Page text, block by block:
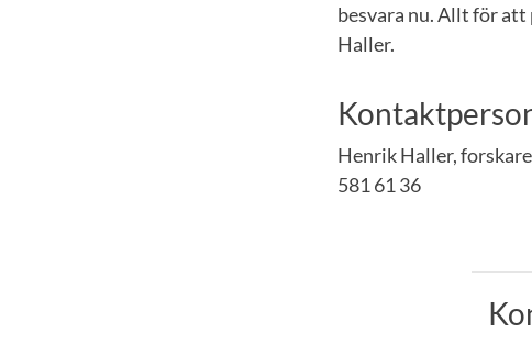
besvara nu. Allt för
Haller.
Henrik Haller,
581 61 36